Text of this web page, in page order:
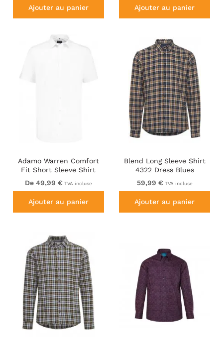
Ajouter au panier Ajouter au panier
Adamo Warren Comfort
Fit Short Sleeve Shirt
White
De 49,99 € TVA incluse
Ajouter au panier
Blend Long Sleeve Shirt
4322 Dress Blues
59,99 € TVA incluse
Ajouter au panier